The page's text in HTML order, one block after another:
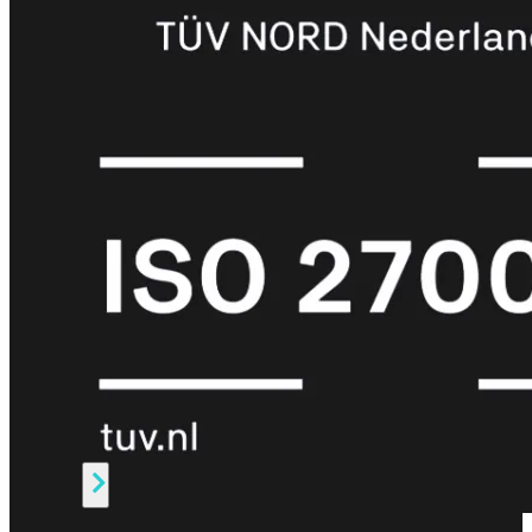
Protection SOC
as
FortiCareSecurity
Bundels
SOC
as
Endpoint
Beveiliging